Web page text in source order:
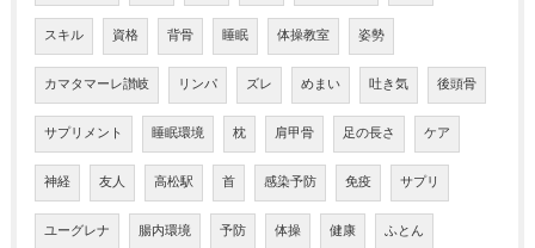
スキル 資格 背骨 睡眠 体操教室 姿勢
カマタマーレ讃岐 リンパ ズレ めまい 吐き気 後頭骨
サプリメント 睡眠環境 枕 肩甲骨 足の長さ ケア
神経 友人 高松駅 首 感染予防 免疫 サプリ
ユーグレナ 腸内環境 予防 体操 健康 ふとん